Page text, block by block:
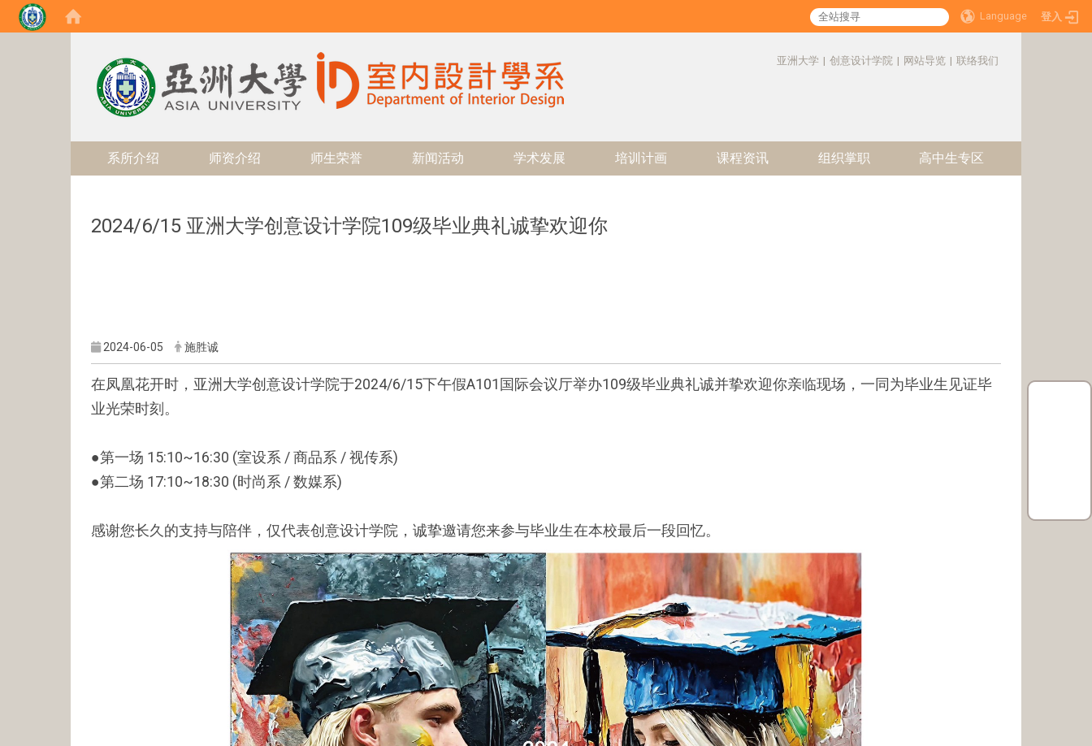
Language 登入
亚洲大学 | 创意设计学院 | 网站导览 | 联络我们
系所介绍 师资介绍 师生荣誉 新闻活动 学术发展 培训计画 课程资讯 组织掌职 高中生专区
2024/6/15 亚洲大学创意设计学院109级毕业典礼诚挚欢迎你
2024-06-05 施胜诚
在凤凰花开时，亚洲大学创意设计学院于2024/6/15下午假A101国际会议厅举办109级毕业典礼诚并挚欢迎你亲临现场，一同为毕业生见证毕
业光荣时刻。
●第一场 15:10~16:30 (室设系 / 商品系 / 视传系)
●第二场 17:10~18:30 (时尚系 / 数媒系)
感谢您长久的支持与陪伴，仅代表创意设计学院，诚挚邀请您来参与毕业生在本校最后一段回忆。